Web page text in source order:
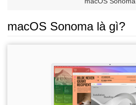
macOS Sonoma là gì?